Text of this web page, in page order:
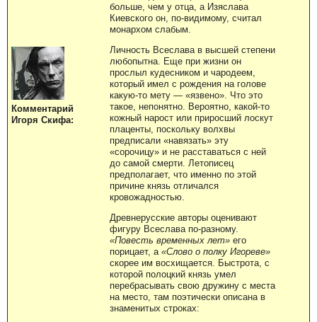
Комментарий
Игоря Скифа:
больше, чем у отца, а Изяслава
Киевского он, по-видимому, считал
монархом слабым.
Личность Всеслава в высшей степени
любопытна. Еще при жизни он
прослыл кудесником и чародеем,
который имел с рождения на голове
какую-то мету — «язвено». Что это
такое, непонятно. Вероятно, какой-то
кожный нарост или приросший лоскут
плаценты, поскольку волхвы
предписали «навязать» эту
«сорочицу» и не расставаться с ней
до самой смерти. Летописец
предполагает, что именно по этой
причине князь отличался
кровожадностью.
Древнерусские авторы оценивают
фигуру Всеслава по-разному.
«Повесть временных лет» его
порицает, а «Слово о полку Игореве»
скорее им восхищается. Быстрота, с
которой полоцкий князь умел
перебрасывать свою дружину с места
на место, там поэтически описана в
знаменитых строках: